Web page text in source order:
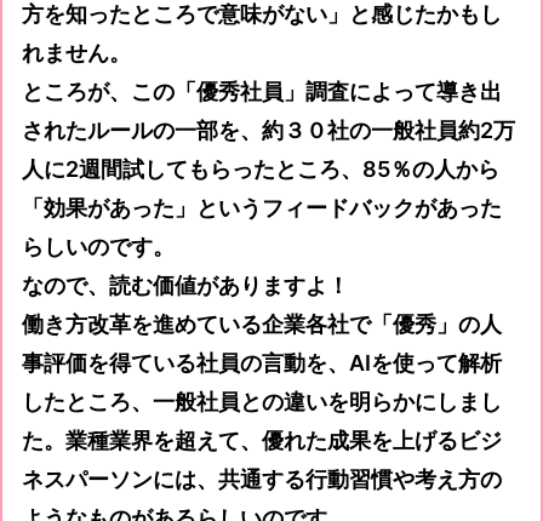
方を知ったところで意味がない」と感じたかもし
れません。
ところが、この「優秀社員」調査によって導き出
されたルールの一部を、約３０社の一般社員約2万
人に2週間試してもらったところ、85％の人から
「効果があった」というフィードバックがあった
らしいのです。
なので、読む価値がありますよ！
働き方改革を進めている企業各社で「優秀」の人
事評価を得ている社員の言動を、AIを使って解析
したところ、一般社員との違いを明らかにしまし
た。業種業界を超えて、優れた成果を上げるビジ
ネスパーソンには、共通する行動習慣や考え方の